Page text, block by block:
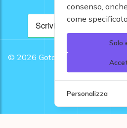
© 2026 Gotomare srl - Partita
diritti
consenso,
come
Solo
Personalizza